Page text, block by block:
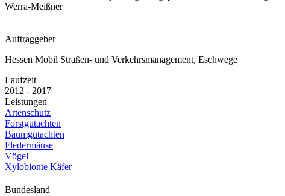
Werra-Meißner
Auftraggeber
Hessen Mobil Straßen- und Verkehrsmanagement, Eschwege
Laufzeit
2012 - 2017
Leistungen
Artenschutz
Forstgutachten
Baumgutachten
Fledermäuse
Vögel
Xylobionte Käfer
Bundesland